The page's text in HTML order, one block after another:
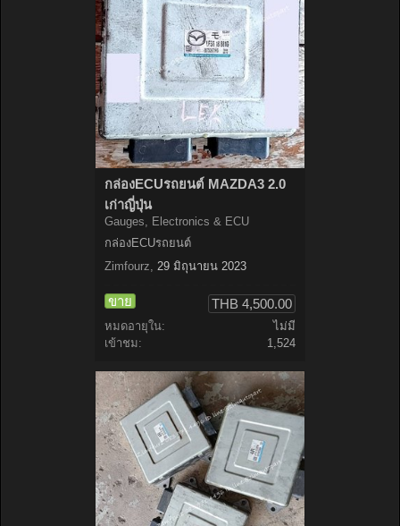
กล่องECUรถยนต์ MAZDA3 2.0
เก่าญี่ปุ่น
Gauges, Electronics & ECU
กล่องECUรถยนต์
Zimfourz, 29 มิถุนายน 2023
ขาย THB 4,500.00
หมดอายุใน:
ไม่มี
เข้าชม:
1,524